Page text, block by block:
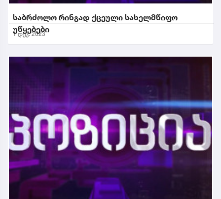
საბრძოლო რინგად ქცეული სახელმწიფო
უწყებები
1 დეკ. 2023